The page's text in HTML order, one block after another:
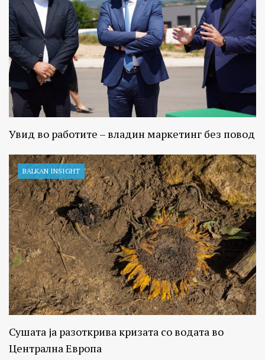
Увид во работите – владин маркетинг без повод
BALKAN INSIGHT
Сушата ја разоткрива кризата со водата во
Централна Европа